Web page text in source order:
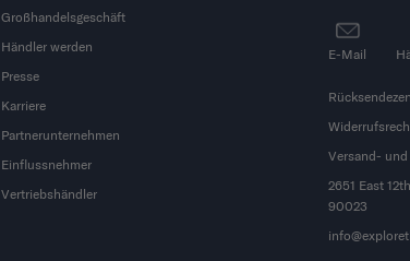
Großhandelsgeschäft
Händler werden
Presse
Karriere
Partnerunternehmen
Einflussnehmer
Vertriebshändler
E-Mail
Versand- und
2651 East
90023